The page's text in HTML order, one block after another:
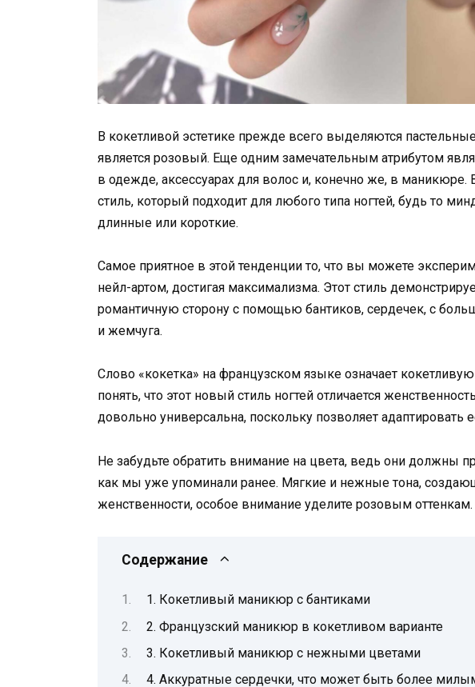
В кокетливой эстетике прежде всего выделяются
является розовый. Еще одним замечательным атрибутом
в одежде, аксессуарах для волос и, конечно же, в маникюре.
стиль, который подходит для любого типа ногтей, будь то
длинные или короткие.
Самое приятное в этой тенденции то, что вы можете
нейл-артом, достигая максимализма. Этот стиль
романтичную сторону с помощью бантиков, сердечек, с
и жемчуга.
Слово «кокетка» на французском языке означает
понять, что этот новый стиль ногтей отличается
довольно универсальна, поскольку позволяет адаптировать
Не забудьте обратить внимание на цвета, ведь они должны
как мы уже упоминали ранее. Мягкие и нежные тона,
женственности, особое внимание уделите розовым оттенкам.
Содержание
1. Кокетливый маникюр с бантиками
2. Французский маникюр в кокетливом варианте
3. Кокетливый маникюр с нежными цветами
4. Аккуратные сердечки, что может быть более